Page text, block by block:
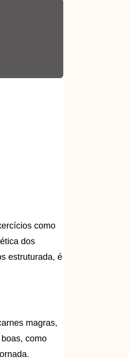
como
dos
estruturada, é
magras,
como